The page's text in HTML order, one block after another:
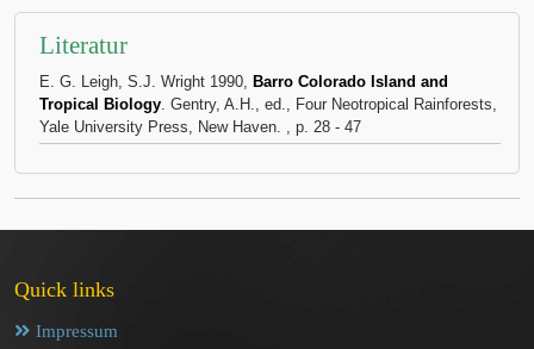
Literatur
E. G. Leigh, S.J. Wright 1990, Barro Colorado Island and
Tropical Biology. Gentry, A.H., ed., Four Neotropical Rainforests,
Yale University Press, New Haven. , p. 28 - 47
Quick links
Impressum